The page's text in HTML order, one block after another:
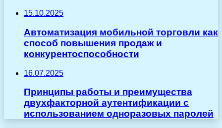
15.10.2025
Автоматизация мобильной торговли как
способ повышения продаж и
конкурентоспособности
16.07.2025
Принципы работы и преимущества
двухфакторной аутентификации с
использованием одноразовых паролей